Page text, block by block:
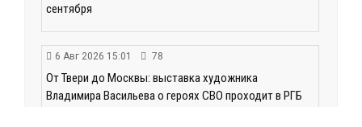
сентября
6 Авг 2026 15:01 78
От Твери до Москвы: выставка художника
Владимира Васильева о героях СВО проходит в РГБ